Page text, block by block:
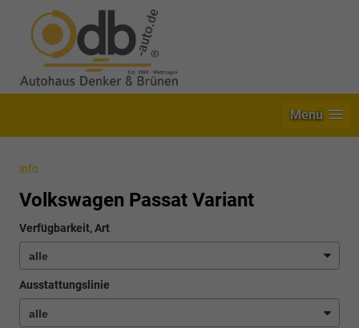
Menü
info
Volkswagen Passat Variant
Verfügbarkeit, Art
Ausstattungslinie